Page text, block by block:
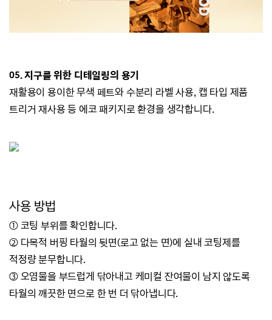
05.지구를 위한 디테일링의 용기
재활용이 용이한 무색 페트와 수분리 라벨 사용, 캡 타입 제품
트리거 재사용 등 에코 패키지로 환경을 생각합니다.
사용 방법
① 코팅 부위를 확인합니다.
② 다목적 버핑 타월의 뒷면(로고 없는 면)에 실내 코팅제를
적정량 분무합니다.
③ 오염물을 부드럽게 닦아내고 케미컬 잔여물이 남지 않도록
타월의 깨끗한 면으로 한 번 더 닦아냅니다.